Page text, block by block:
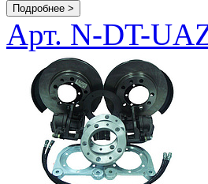
Подробнее >
Арт. N-DT-